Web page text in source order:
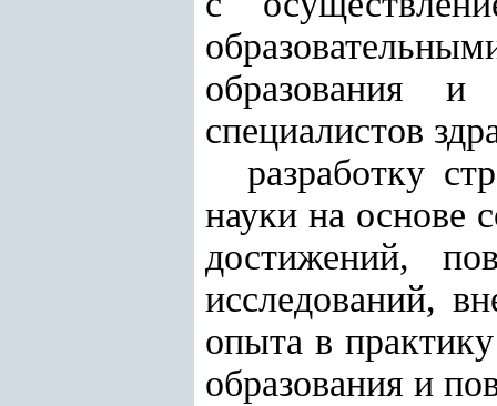
образования
специалистов
разработку
науки на основе
достижений,
исследований,
опыта в
образования и